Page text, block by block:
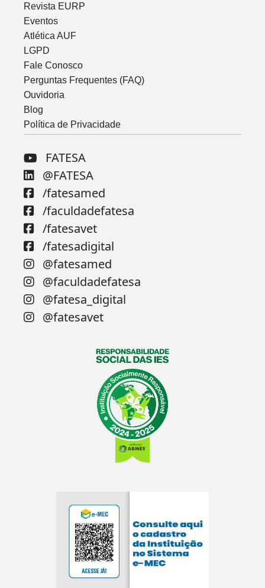
Revista EURP
Eventos
Atlética AUF
LGPD
Fale Conosco
Perguntas Frequentes (FAQ)
Ouvidoria
Blog
Política de Privacidade
FATESA
@FATESA
/fatesamed
/faculdadefatesa
/fatesavet
/fatesadigital
@fatesamed
@faculdadefatesa
@fatesa_digital
@fatesavet